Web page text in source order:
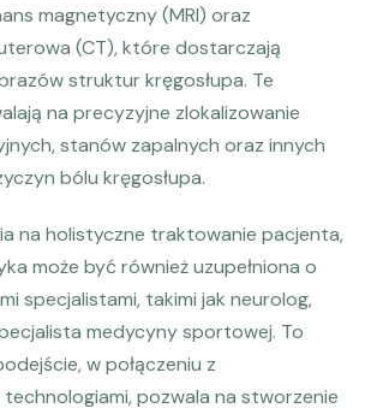
magnetyczny (MRI) oraz
(CT), które dostarczają
struktur kręgosłupa. Te
na precyzyjne zlokalizowanie
stanów zapalnych oraz innych
bólu kręgosłupa.
na holistyczne traktowanie pacjenta,
może być również uzupełniona o
specjalistami, takimi jak neurolog,
medycyny sportowej. To
w połączeniu z
pozwala na stworzenie